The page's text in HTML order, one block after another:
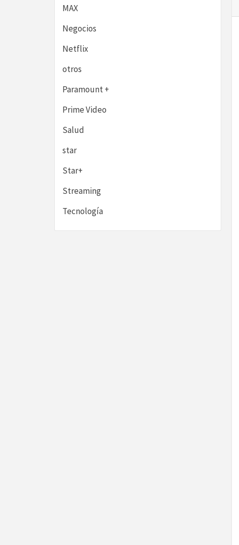
MAX
Negocios
Netflix
otros
Paramount +
Prime Video
Salud
star
Star+
Streaming
Tecnología